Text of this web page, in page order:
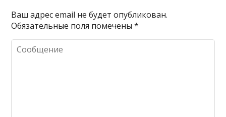
Ваш адрес email не будет опубликован.
Обязательные поля помечены*